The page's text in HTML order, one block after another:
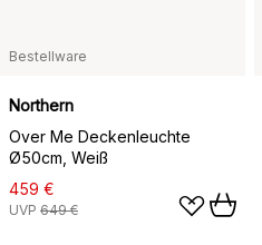
Bestellware
Northern
Over Me Deckenleuchte
Ø50cm, Weiß
459 €
UVP 649 €